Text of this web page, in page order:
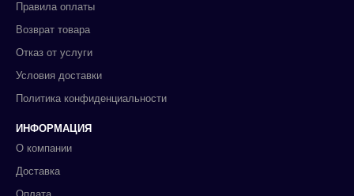
Правила оплаты
Возврат товара
Отказ от услуги
Условия доставки
Политика конфиденциальности
ИНФОРМАЦИЯ
О компании
Доставка